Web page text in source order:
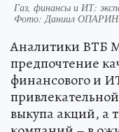
Газ, финансы и ИТ:
Фото:Даниил ОПАРИН.
Аналитики ВТБ
предпочтение
финансового и
выкупа акций, а